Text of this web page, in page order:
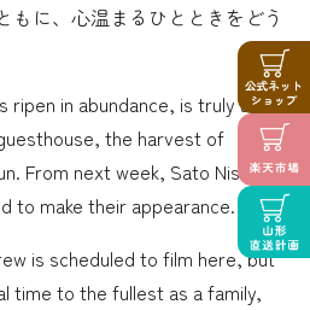
もに、心温まるひとときをどう
in abundance, is truly a
the harvest of
From next week, Sato Nishiki
to make their appearance.
is scheduled to film here, but
time to the fullest as a family,